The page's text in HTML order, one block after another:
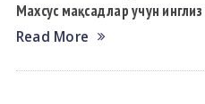
Махсус мақсадлар учун
Read More